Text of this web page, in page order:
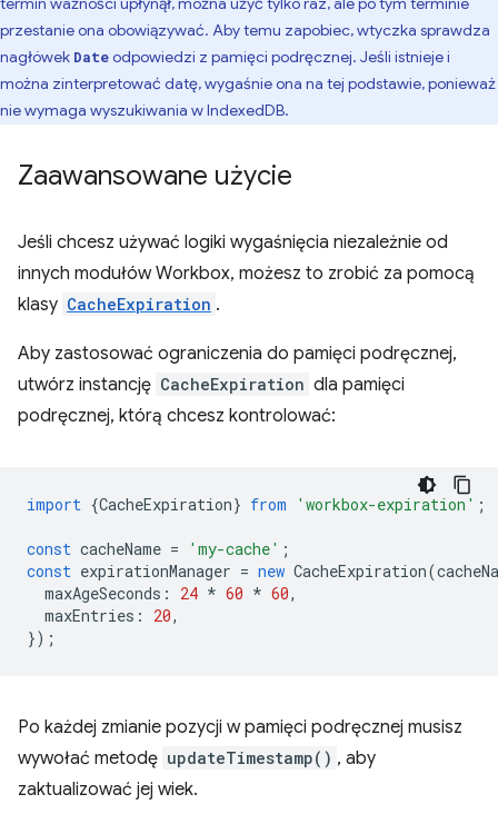
przestanie ona obowiązywać. Aby temu zapobiec, wtyczka sprawdza
nagłówek Dateodpowiedzi z pamięci podręcznej. Jeśli istnieje i
można zinterpretować datę, wygaśnie ona na tej podstawie, ponieważ
nie wymaga wyszukiwania w IndexedDB.
Zaawansowane użycie
Jeśli chcesz używać logiki wygaśnięcia niezależnie od
innych modułów Workbox, możesz to zrobić za pomocą
klasy CacheExpiration .
Aby zastosować ograniczenia do pamięci podręcznej,
utwórz instancję CacheExpiration dla pamięci
podręcznej, którą chcesz kontrolować:
import {CacheExpiration} from 'workbox-expiration' ;
const cacheName = 'my-cache' ;
const expirationManager = new CacheExpiration(
maxAgeSeconds : 24 * 60 * 60,
maxEntries : 20,
});
Po każdej zmianie pozycji w pamięci podręcznej musisz
wywołać metodę updateTimestamp() , aby
zaktualizować jej wiek.